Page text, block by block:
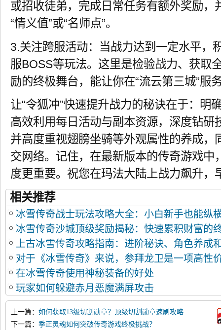
或招收徒弟，完成日常任务有额外奖励，
“情义值”或“名师点”。
3.关注跨服活动：当战力达到一定水平，
服BOSS等玩法。这里是检验战力、获取
励的终极舞台，能让你在“流云第三城”服
让“令狐冲”快速提升战力的秘诀在于：明
高效利用每日活动与副本资源，深度钻研
并高度重视翅膀坐骑等外观属性的养成，
交网络。记住，在最新版本的传奇游戏中
度更重要。祝您在玛法大陆上战力飙升，
相关推荐
冰雪传奇战士玩法攻略大全：小白新手也能纵
冰雪传奇沙城顶级奖励揭秘：快速累积财富的
上古冰雪传奇攻略指南：进阶秘诀、角色养成
对于《冰雪传奇》来说，参拜龙卫是一项高性
在冰雪传奇使用神秘装备的好处
玩家如何躲避赤月恶魔满屏攻击
上一篇： 如何获取13级切割勋章？顶级切割勋章速刷攻略
下一篇： 季正灵魂如何突破传奇游戏终极挑战？